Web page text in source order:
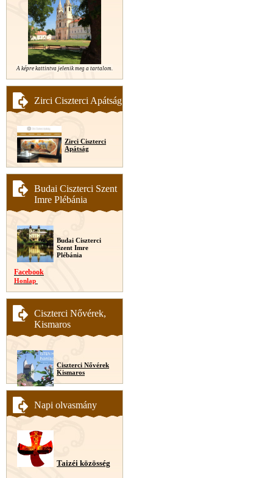
A képre kattintva jelenik meg a tartalom.
Zirci Ciszterci Apátság
Zirci Ciszterci
Apátság
Budai Ciszterci Szent
Imre Plébánia
Budai Ciszterci
Szent Imre
Plébánia
Facebook
Honlap
Ciszterci Nővérek,
Kismaros
Ciszterci Nővérek
Kismaros
Napi olvasmány
Taizéi közösség